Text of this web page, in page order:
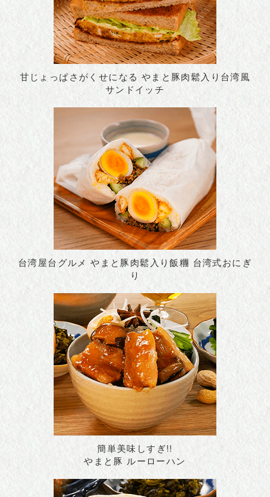
甘じょっぱさがくせになる やまと豚肉鬆入り台湾風
サンドイッチ
台湾屋台グルメ やまと豚肉鬆入り飯糰 台湾式おにぎ
り
簡単美味しすぎ!!
やまと豚 ルーローハン